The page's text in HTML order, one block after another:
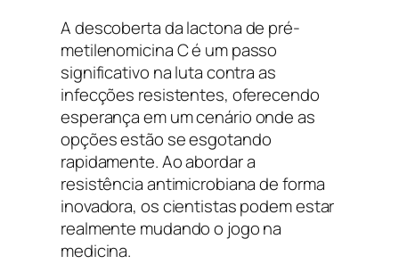
A descoberta da lactona de pré-
metilenomicina C é um passo
significativo na luta contra as
infecções resistentes, oferecendo
esperança em um cenário onde as
opções estão se esgotando
rapidamente. Ao abordar a
resistência antimicrobiana de forma
inovadora, os cientistas podem estar
realmente mudando o jogo na
medicina.